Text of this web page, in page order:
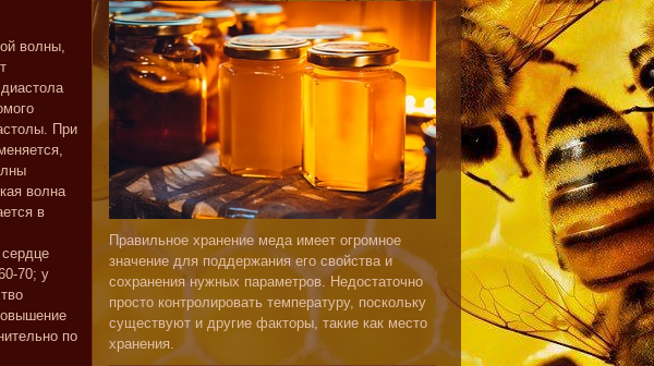
волны,
При
волна
в
70; у
по
Правильное хранение меда имеет огромное
значение для поддержания его свойства и
сохранения нужных параметров. Недостаточно
просто контролировать температуру, поскольку
существуют и другие факторы, такие как место
хранения.